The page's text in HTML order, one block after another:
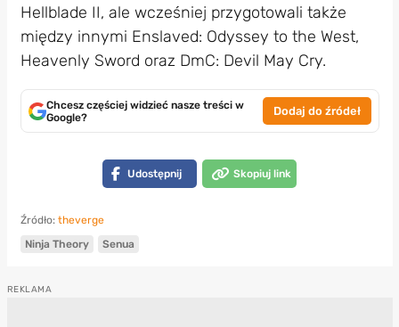
Hellblade II, ale wcześniej przygotowali także
między innymi Enslaved: Odyssey to the West,
Heavenly Sword oraz DmC: Devil May Cry.
Chcesz częściej widzieć nasze treści w
Google?
Dodaj do źródeł
Udostępnij Skopiuj link
Źródło: theverge
Ninja Theory
Senua